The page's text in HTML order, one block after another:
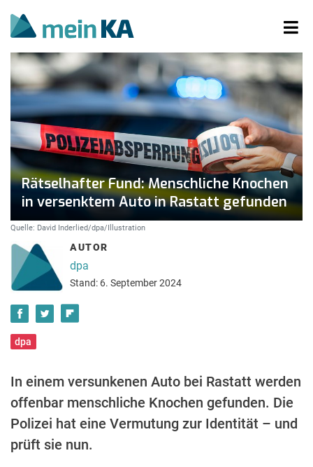
Rätselhafter Fund: Menschliche Knochen
in versenktem Auto in Rastatt gefunden
Quelle: David Inderlied/dpa/Illustration
AUTOR
dpa
Stand: 6. September 2024
dpa
In einem versunkenen Auto bei Rastatt werden
offenbar menschliche Knochen gefunden. Die
Polizei hat eine Vermutung zur Identität – und
prüft sie nun.